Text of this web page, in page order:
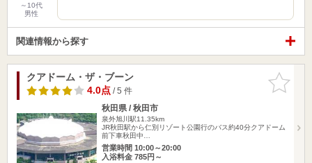
～10代
男性
関連情報から探す
お気に入
りに追加
クアドーム・ザ・ブーン
4.0点/ 5 件
秋田県 / 秋田市
泉外旭川駅11.35km
JR秋田駅から仁別リゾート公園行のバス約40分クアドーム
前下車秋田中…
営業時間 10:00～20:00
入浴料金 785円～